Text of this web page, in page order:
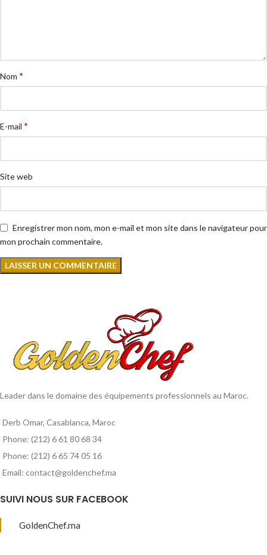
Nom *
E-mail *
Site web
Enregistrer mon nom, mon e-mail et mon site dans le navigateur pour
mon prochain commentaire.
Leader dans le domaine des équipements professionnels au Maroc.
Derb Omar, Casablanca, Maroc
Phone: (212) 6 61 80 68 34
Phone: (212) 6 65 74 05 16
Email: contact@goldenchef.ma
SUIVI NOUS SUR FACEBOOK
GoldenChef.ma